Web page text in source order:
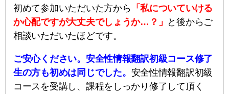
初めて参加いただいた方から 「私についていける
か心配ですが大丈夫でしょうか…？」 と後からご
相談いただいたほどです。
ご安心ください。安全性情報翻訳初級コース修了
生の方も初めは同じでした。 安全性情報翻訳初級
コースを受講し、課程をしっかり修了して頂く